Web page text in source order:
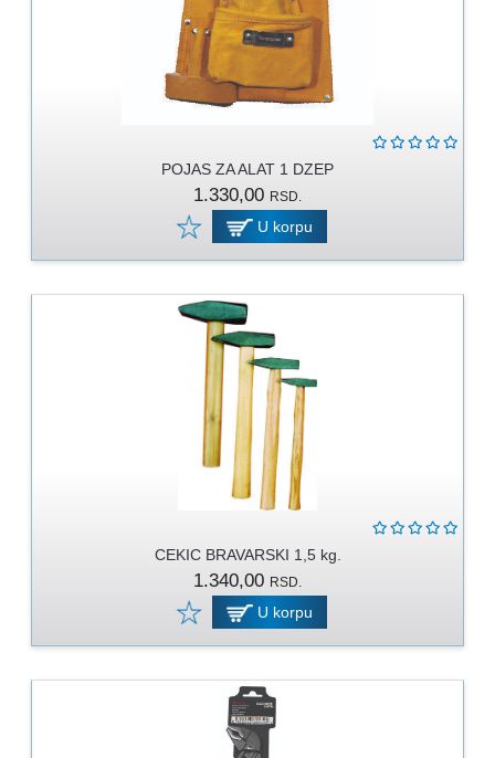
POJAS ZA ALAT 1 DZEP
1.330,00 RSD.
U korpu
CEKIC BRAVARSKI 1,5 kg.
1.340,00 RSD.
U korpu